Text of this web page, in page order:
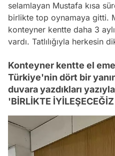
selamlayan Mustafa kısa
birlikte top oynamaya gitti.
konteyner kentte daha 3
vardı. Tatlılığıyla herkesin
Konteyner kentte el
Türkiye'nin dört bir
duvara yazdıkları
'BİRLİKTE